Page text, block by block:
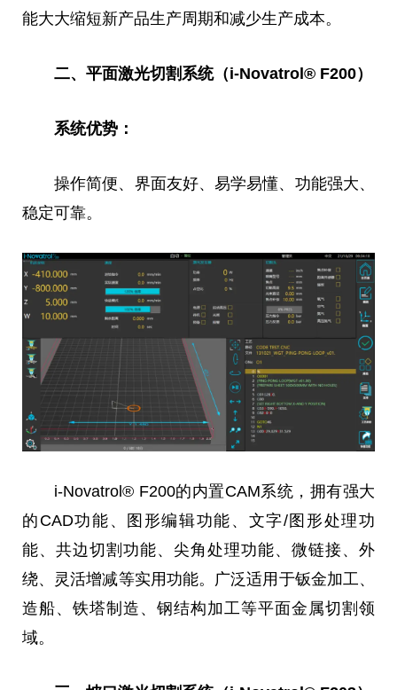
能大大缩短新产品生产周期和减少生产成本。
二、 平面激光切割系统（i-Novatrol® F200）
系统优势：
操作简便、界面友好、易学易懂、功能强大、
稳定可靠。
i-Novatrol® F200的内置CAM系统，拥有强大
的CAD功能、图形编辑功能、文字/图形处理功
能、共边切割功能、尖角处理功能、 微链接、外
绕、灵活增减等实用功能。广泛适用于钣金加工、
造船、铁塔制造、钢结构加工等平面金属切割领
域。